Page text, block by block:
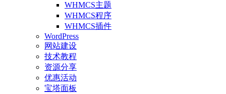
WHMCS主题
WHMCS程序
WHMCS插件
WordPress
网站建设
技术教程
资源分享
优惠活动
宝塔面板